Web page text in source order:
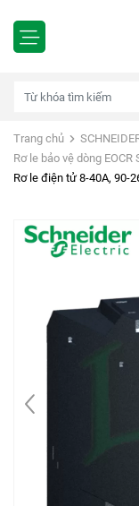
Trang chủ
Rơ le bảo vệ dòng EOCR
Rơ le điện tử 8-40A, 90-